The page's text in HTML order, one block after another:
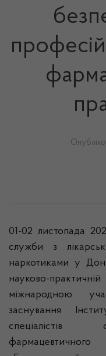
01-02 листопада
служби з
наркотиками у
науково-
міжнародною
заснування
спеціалістів